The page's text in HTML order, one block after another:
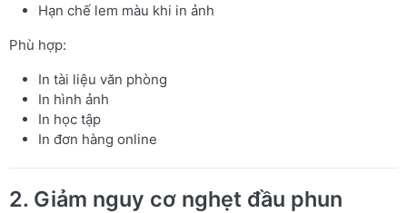
Hạn chế lem màu khi in ảnh
Phù hợp:
In tài liệu văn phòng
In hình ảnh
In học tập
In đơn hàng online
2. Giảm nguy cơ nghẹt đầu phun